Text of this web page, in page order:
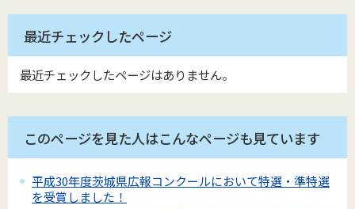
最近チェックしたページ
最近チェックしたページはありません。
このページを見た人はこんなページも見ています
平成30年度茨城県広報コンクールにおいて特選・準特選
を受賞しました！